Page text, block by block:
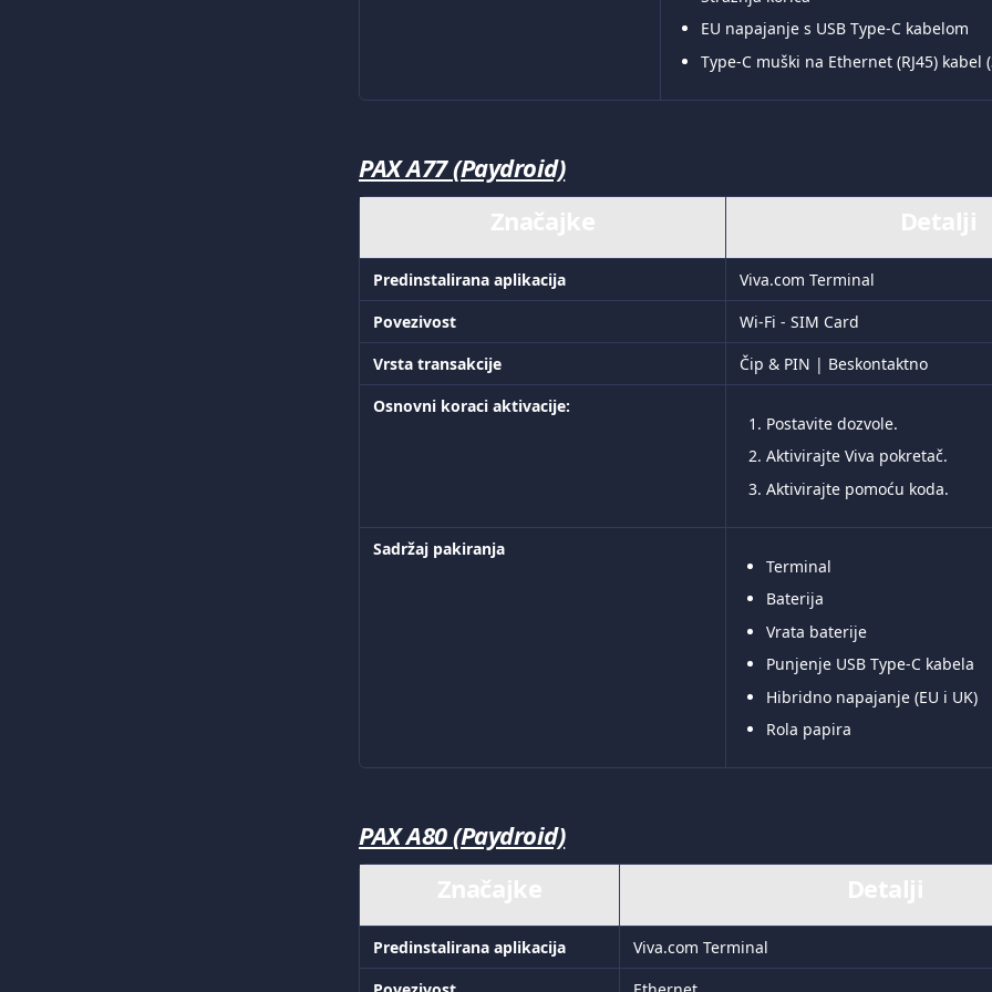
EU napajanje s USB Type-C kabelom
Type-C muški na Ethernet (RJ45) kabel
PAX A77 (Paydroid)
Predinstalirana aplikacija
Viva.com Terminal
Povezivost
Wi-Fi - SIM Card
Vrsta transakcije
Čip & PIN | Beskontaktno
Osnovni koraci aktivacije:
Postavite dozvole.
Aktivirajte Viva pokretač.
Aktivirajte pomoću koda.
Sadržaj pakiranja
Terminal
Baterija
Vrata baterije
Punjenje USB Type-C kabela
Hibridno napajanje (EU i UK)
Rola papira
PAX A80 (Paydroid)
Predinstalirana aplikacija
Viva.com Terminal